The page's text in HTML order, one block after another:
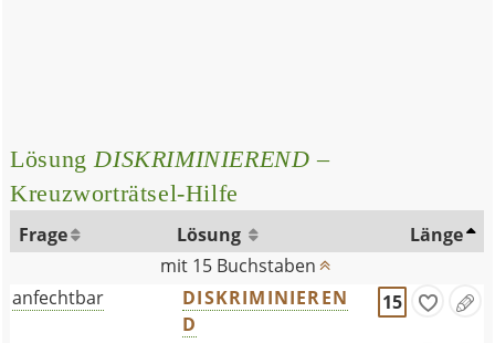
LösungDISKRIMINIEREND –
Kreuzworträtsel-Hilfe
Frage Lösung
Länge
mit 15 Buchstaben
anfechtbar
DISKRIMINIEREN
D
15